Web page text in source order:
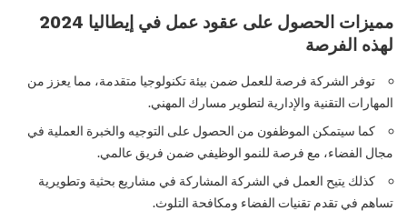
مميزات الحصول على عقود عمل في إيطاليا 2024
لهذه الفرصة
توفر الشركة فرصة للعمل ضمن بيئة تكنولوجيا متقدمة، مما يعزز من
المهارات التقنية والإدارية لتطوير مسارك المهني.
كما سيتمكن الموظفون من الحصول على التوجيه والخبرة العملية في
مجال الفضاء، مع فرصة للنمو الوظيفي ضمن فريق عالمي.
كذلك يتيح العمل في الشركة المشاركة في مشاريع بحثية وتطويرية
تساهم في تقدم تقنيات الفضاء ومكافحة التلوث.